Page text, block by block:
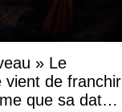
» Le
vient de franchir
que sa date